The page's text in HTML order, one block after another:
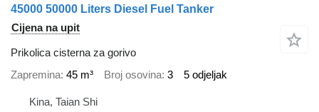
45000 50000 Liters Diesel Fuel Tanker
Cijena na upit
Prikolica cisterna za gorivo
Zapremina 45 m³ Broj osovina 3 5 odjeljak
Kina, Taian Shi